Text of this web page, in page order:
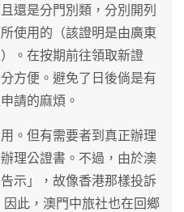
還是分門別類，分別開列
使用的（該證明是由廣東
。在按期前往領取新證
方便。避免了日後倘是有
請的麻煩。
。但有需要者到真正辦理
理公證書。不過，由於澳
示」，故像香港那樣投訴
因此，澳門中旅社也在回鄉